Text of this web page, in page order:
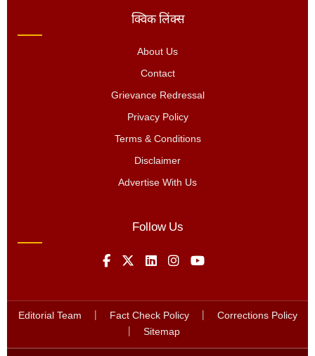
क्विक लिंक्स
About Us
Contact
Grievance Redressal
Privacy Policy
Terms & Conditions
Disclaimer
Advertise With Us
Follow Us
Editorial Team Fact Check Policy
Corrections Policy
Sitemap